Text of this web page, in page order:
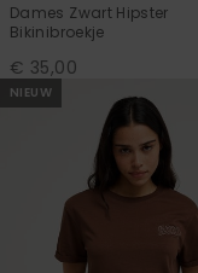
Dames Zwart Hipster
Bikinibroekje
€ 35,00
NIEUW